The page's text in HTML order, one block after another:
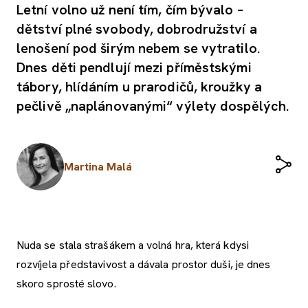
Letní volno už není tím, čím bývalo –
dětství plné svobody, dobrodružství a
lenošení pod širým nebem se vytratilo.
Dnes děti pendlují mezi příměstskými
tábory, hlídáním u prarodičů, kroužky a
pečlivě „naplánovanými“ výlety dospělých.
Martina Malá
Nuda se stala strašákem a volná hra, která kdysi
rozvíjela představivost a dávala prostor duši, je dnes
skoro sprosté slovo.